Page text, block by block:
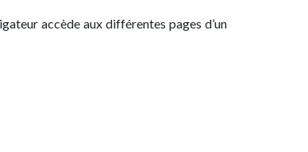
accède aux différentes pages d’un